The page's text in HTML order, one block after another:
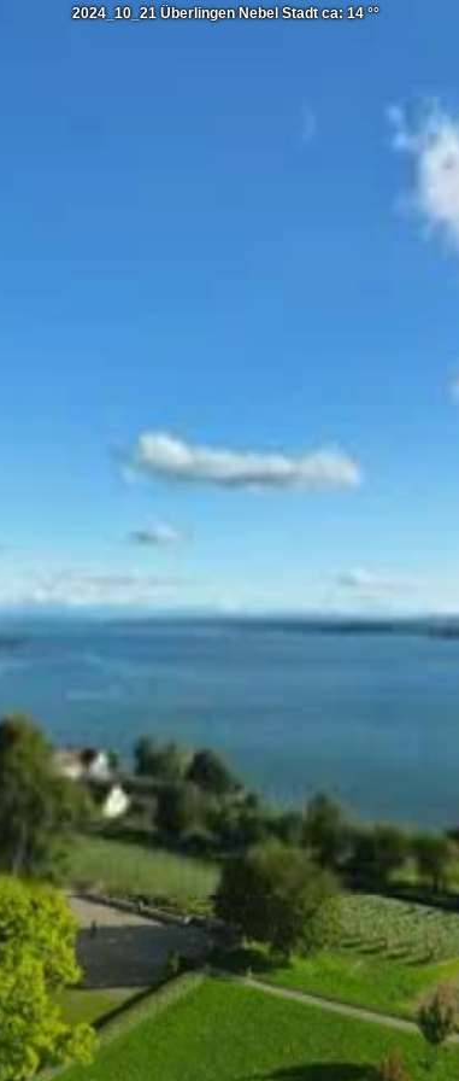
2024_10_21 Überlingen Nebel Stadt ca: 14 °°